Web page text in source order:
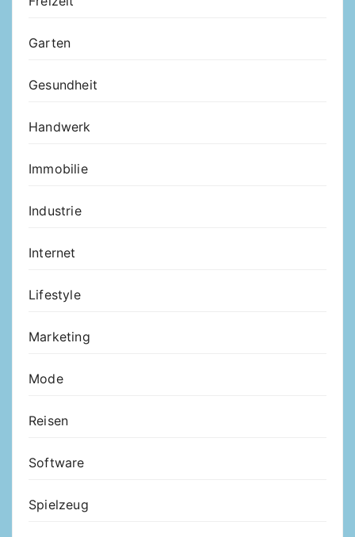
Garten
Gesundheit
Handwerk
Immobilie
Industrie
Internet
Lifestyle
Marketing
Mode
Reisen
Software
Spielzeug